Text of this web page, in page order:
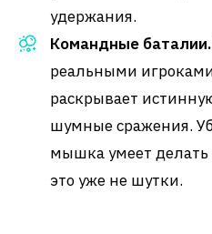
удержания.
Командные баталии.
реальными
раскрывает
шумные сражения.
мышка умеет делать
это уже не шутки.